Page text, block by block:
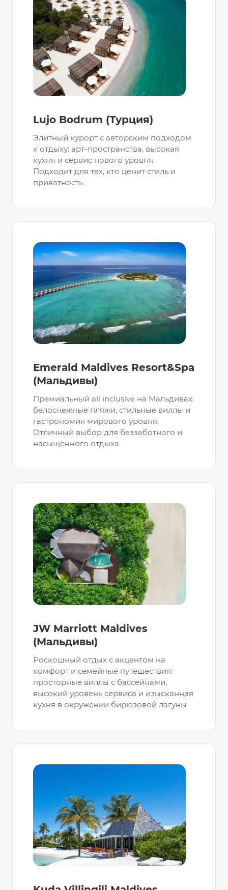
Lujo Bodrum (Турция)
Элитный курорт с авторским подходом
к отдыху: арт-пространства, высокая
кухня и сервис нового уровня.
Подходит для тех, кто ценит стиль и
приватность
Emerald Maldives Resort&Spa
(Мальдивы)
Премиальный all inclusive на Мальдивах:
белоснежные пляжи, стильные виллы и
гастрономия мирового уровня.
Отличный выбор для беззаботного и
насыщенного отдыха
JW Marriott Maldives
(Мальдивы)
Роскошный отдых с акцентом на
комфорт и семейные путешествия:
просторные виллы с бассейнами,
высокий уровень сервиса и изысканная
кухня в окружении бирюзовой лагуны